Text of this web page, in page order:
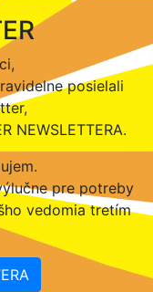
posielali
NEWSLETTERA.
pre potreby
vedomia tretím